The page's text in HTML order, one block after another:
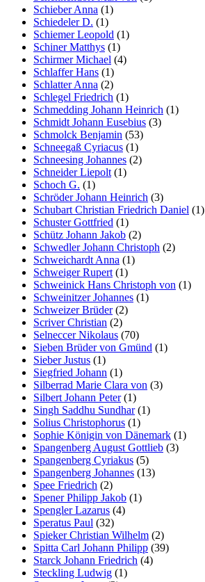
Schieber Anna (1)
Schiedeler D. (1)
Schiemer Leopold (1)
Schiner Matthys (1)
Schirmer Michael (4)
Schlaffer Hans (1)
Schlatter Anna (2)
Schlegel Friedrich (1)
Schmedding Johann Heinrich (1)
Schmidt Johann Eusebius (3)
Schmolck Benjamin (53)
Schneegaß Cyriacus (1)
Schneesing Johannes (2)
Schneider Liepolt(1)
Schoch G. (1)
Schröder Johann Heinrich (3)
Schubart Christian Friedrich Daniel (1)
Schuster Gottfried (1)
Schütz Johann Jakob (2)
Schwedler Johann Christoph (2)
Schweichardt Anna (1)
Schweiger Rupert(1)
Schweinick Hans Christoph von (1)
Schweinitzer Johannes (1)
Schweizer Brüder(2)
Scriver Christian (2)
Selneccer Nikolaus (70)
Sieben Brüder von Gmünd (1)
Sieber Justus (1)
Siegfried Johann (1)
Silberrad Marie Clara von (3)
Silbert Johann Peter(1)
Singh Saddhu Sundhar(1)
Solius Christophorus (1)
Sophie Königin von Dänemark (1)
Spangenberg August Gottlieb (3)
Spangenberg Cyriakus (5)
Spangenberg Johannes (13)
Spee Friedrich (2)
Spener Philipp Jakob (1)
Spengler Lazarus (4)
Speratus Paul (32)
Spieker Christian Wilhelm (2)
Spitta Carl Johann Philipp (39)
Starck Johann Friedrich (4)
Steckling Ludwig (1)